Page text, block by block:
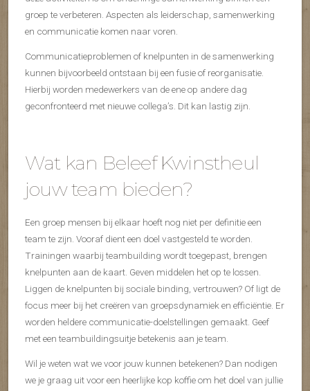
groep te verbeteren. Aspecten als leiderschap, samenwerking
en communicatie komen naar voren.
Communicatieproblemen of knelpunten in de samenwerking
kunnen bijvoorbeeld ontstaan bij een fusie of reorganisatie.
Hierbij worden medewerkers van de ene op andere dag
geconfronteerd met nieuwe collega’s. Dit kan lastig zijn.
Wat kan Beleef Kwinstheul
jouw team bieden?
Een groep mensen bij elkaar hoeft nog niet per definitie een
team te zijn. Vooraf dient een doel vastgesteld te worden.
Trainingen waarbij teambuilding wordt toegepast, brengen
knelpunten aan de kaart. Geven middelen het op te lossen.
Liggen de knelpunten bij sociale binding, vertrouwen? Of ligt de
focus meer bij het creëren van groepsdynamiek en efficiëntie. Er
worden heldere communicatie-doelstellingen gemaakt. Geef
met een teambuildingsuitje betekenis aan je team.
Wil je weten wat we voor jouw kunnen betekenen? Dan nodigen
we je graag uit voor een heerlijke kop koffie om het doel van jullie